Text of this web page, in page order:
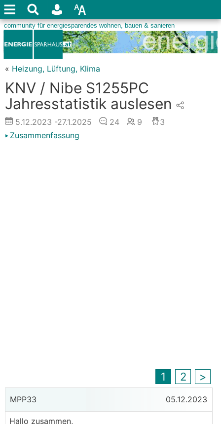
« Heizung, Lüftung, Klima
KNV / Nibe S1255PC
Jahresstatistik auslesen
5.12.2023 -27.1.2025 24 9
3
Zusammenfassung
1 2 >
MPP33 05.12.2023
Hallo zusammen,